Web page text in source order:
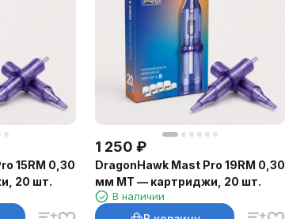
15RM 0,30
20 шт.
1 250 ₽
DragonHawk Mast Pro 19RM 0,30
мм MT — картриджи, 20 шт.
В наличии